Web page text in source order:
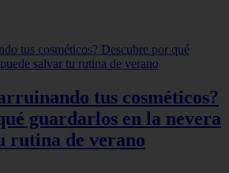
tus cosméticos?
guardarlos en la nevera
rutina de verano